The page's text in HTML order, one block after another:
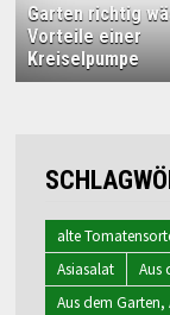
Garten richtig
Vorteile einer
Kreiselpumpe
alte
Asiasalat
Aus
Aus dem